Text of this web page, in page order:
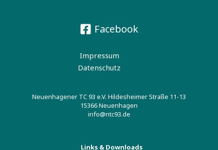
Facebook
Impressum
Datenschutz
Neuenhagener TC 93 e.V. Hildesheimer Straße 11-13
15366 Neuenhagen
info@ntc93.de
Links & Downloads